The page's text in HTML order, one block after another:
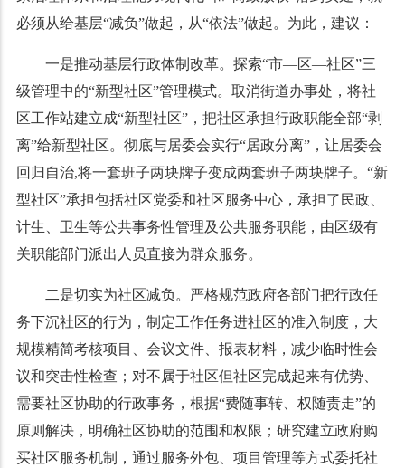
必须从给基层“减负”做起，从“依法”做起。为此，建议：
一是推动基层行政体制改革。探索“市—区—社区”三
级管理中的“新型社区”管理模式。取消街道办事处，将社
区工作站建立成“新型社区”，把社区承担行政职能全部“剥
离”给新型社区。彻底与居委会实行“居政分离”，让居委会
回归自治,将一套班子两块牌子变成两套班子两块牌子。“新
型社区”承担包括社区党委和社区服务中心，承担了民政、
计生、卫生等公共事务性管理及公共服务职能，由区级有
关职能部门派出人员直接为群众服务。
二是切实为社区减负。严格规范政府各部门把行政任
务下沉社区的行为，制定工作任务进社区的准入制度，大
规模精简考核项目、会议文件、报表材料，减少临时性会
议和突击性检查；对不属于社区但社区完成起来有优势、
需要社区协助的行政事务，根据“费随事转、权随责走”的
原则解决，明确社区协助的范围和权限；研究建立政府购
买社区服务机制，通过服务外包、项目管理等方式委托社